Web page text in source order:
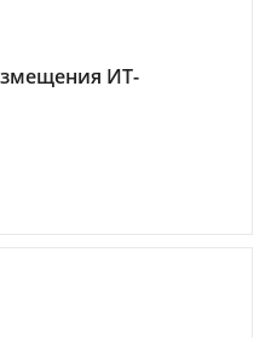
ИТ-